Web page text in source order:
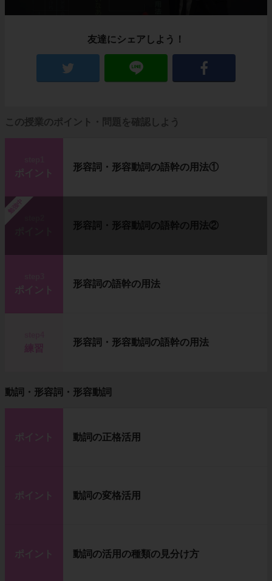
友達にシェアしよう！
この授業のポイント・問題を確認しよう
ポイント
形容詞・形容動詞の語幹の用法①
勉強中
形容詞・形容動詞の語幹の用法②
ポイント
形容詞の語幹の用法
形容詞・形容動詞の語幹の用法
動詞・形容詞・形容動詞
ポイント 動詞の正格活用
ポイント 動詞の変格活用
ポイント 動詞の活用の種類の見分け方